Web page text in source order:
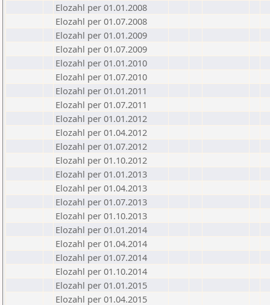
Elozahl per 01.01.2008
Elozahl per 01.07.2008
Elozahl per 01.01.2009
Elozahl per 01.07.2009
Elozahl per 01.01.2010
Elozahl per 01.07.2010
Elozahl per 01.01.2011
Elozahl per 01.07.2011
Elozahl per 01.01.2012
Elozahl per 01.04.2012
Elozahl per 01.07.2012
Elozahl per 01.10.2012
Elozahl per 01.01.2013
Elozahl per 01.04.2013
Elozahl per 01.07.2013
Elozahl per 01.10.2013
Elozahl per 01.01.2014
Elozahl per 01.04.2014
Elozahl per 01.07.2014
Elozahl per 01.10.2014
Elozahl per 01.01.2015
Elozahl per 01.04.2015